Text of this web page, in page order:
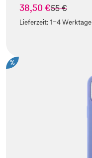
38,50 €statt
55 €
Lieferzeit:1-4 Werktage
%